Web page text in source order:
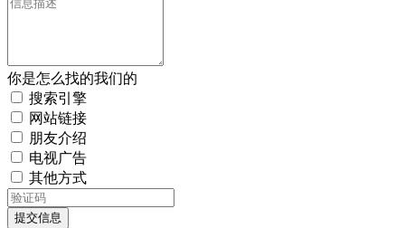
你是怎么找的我们的
搜索引擎
网站链接
朋友介绍
电视广告
其他方式
提交信息